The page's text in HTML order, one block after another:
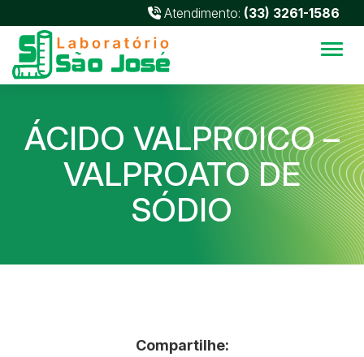
Atendimento: (33) 3261-1586
ÁCIDO VALPROICO –
VALPROATO DE
SÓDIO
Compartilhe: